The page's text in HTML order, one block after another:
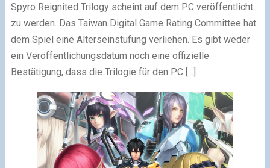
Spyro Reignited Trilogy scheint auf dem PC veröffentlicht
zu werden. Das Taiwan Digital Game Rating Committee hat
dem Spiel eine Alterseinstufung verliehen. Es gibt weder
ein Veröffentlichungsdatum noch eine offizielle
Bestätigung, dass die Trilogie für den PC [...]